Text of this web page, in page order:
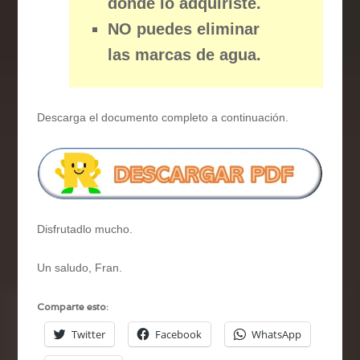
NO puedes eliminar
las marcas de agua.
Descarga el documento completo a continuación.
Disfrutadlo mucho.
Un saludo, Fran.
Comparte esto:
Twitter Facebook WhatsApp